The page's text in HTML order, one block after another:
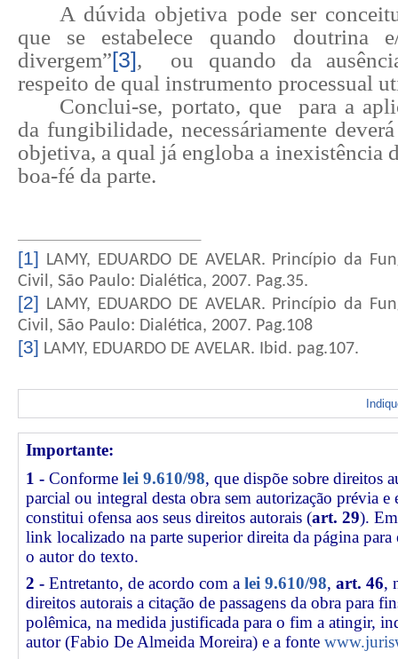
A dúvida objetiva pode ser
que se estabelece quando doutrina
divergem”[3],
ou quando da
respeito de qual instrumento processual
Conclui-se, portato, que
para a
da fungibilidade, necessáriamente
objetiva, a qual já engloba a inexistência
boa-fé da parte.
[1] LAMY, EDUARDO DE AVELAR. Princípio da
Civil, São Paulo: Dialética, 2007. Pag.35.
[2] LAMY, EDUARDO DE AVELAR. Princípio da
Civil, São Paulo: Dialética, 2007. Pag.108
[3] LAMY, EDUARDO DE AVELAR. Ibid. pag.107.
Importante:
1 - Conforme lei 9.610/98, que dispõe sobre direitos
parcial ou integral desta obra sem autorização prévia e
constitui ofensa aos seus direitos autorais (art. 29).
link localizado na parte superior direita da página
o autor do texto.
2 - Entretanto, de acordo com a lei 9.610/98, art. 46,
direitos autorais a citação de passagens da obra para
polêmica, na medida justificada para o fim a atingir,
autor (Fabio De Almeida Moreira) e a fonte